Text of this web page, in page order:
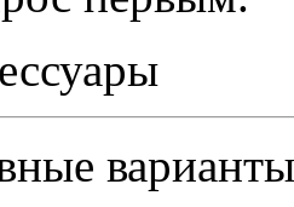
варианты